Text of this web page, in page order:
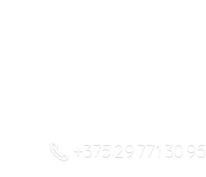
+375 29 771 30 95